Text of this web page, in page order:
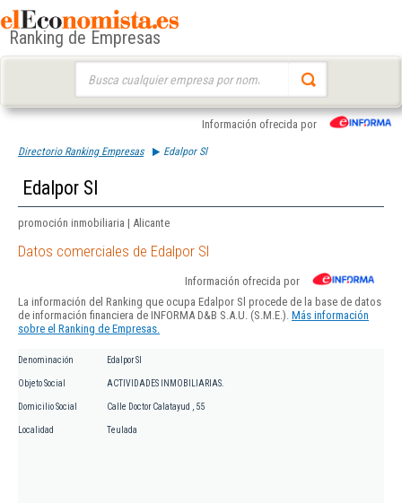
Ranking de Empresas
Información ofrecida por
Directorio Ranking Empresas Edalpor Sl
Edalpor Sl
promoción inmobiliaria | Alicante
Datos comerciales de Edalpor Sl
Información ofrecida por
La información del Ranking que ocupa Edalpor Sl procede de la base de datos
de información financiera de INFORMA D&B S.A.U. (S.M.E.). Más información
sobre el Ranking de Empresas.
Denominación Edalpor Sl
Objeto Social ACTIVIDADES INMOBILIARIAS.
Domicilio Social Calle Doctor Calatayud , 55
Localidad Teulada